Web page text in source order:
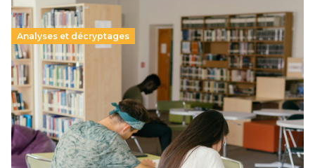
Analyses et décryptages
Supérieur privé : une dérive qui met à mal la
promesse républicaine
11 juillet 2026-
Le projet de loi sur la régulation de l’enseignement
supérieur privé met en lumière l’amplification d’un système
qui relègue l’acte pédagogique au superfétatoire, voire à…